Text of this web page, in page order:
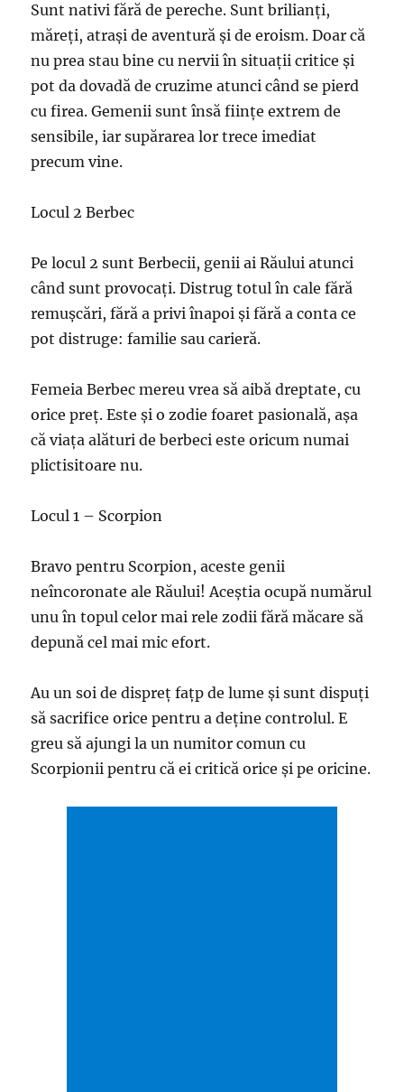
Sunt nativi fără de pereche. Sunt brilianți,
măreți, atrași de aventură și de eroism. Doar că
nu prea stau bine cu nervii în situații critice și
pot da dovadă de cruzime atunci când se pierd
cu firea. Gemenii sunt însă ființe extrem de
sensibile, iar supărarea lor trece imediat
precum vine.
Locul 2 Berbec
Pe locul 2 sunt Berbecii, genii ai Răului atunci
când sunt provocați. Distrug totul în cale fără
remușcări, fără a privi înapoi și fără a conta ce
pot distruge: familie sau carieră.
Femeia Berbec mereu vrea să aibă dreptate, cu
orice preț. Este și o zodie foaret pasională, așa
că viața alături de berbeci este oricum numai
plictisitoare nu.
Locul 1 – Scorpion
Bravo pentru Scorpion, aceste genii
neîncoronate ale Răului! Aceștia ocupă numărul
unu în topul celor mai rele zodii fără măcare să
depună cel mai mic efort.
Au un soi de dispreț fațp de lume și sunt dispuți
să sacrifice orice pentru a deține controlul. E
greu să ajungi la un numitor comun cu
Scorpionii pentru că ei critică orice și pe oricine.